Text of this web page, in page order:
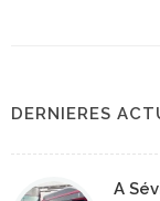
DERNIERES
A